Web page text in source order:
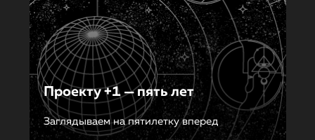
Проекту +1 — пять лет
Заглядываем на пятилетку вперед